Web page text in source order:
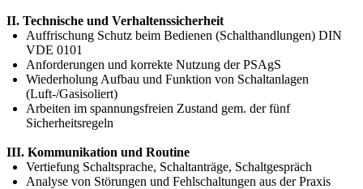
II. Technische und Verhaltenssicherheit
Auffrischung Schutz beim Bedienen (Schalthandlungen) DIN
VDE 0101
Anforderungen und korrekte Nutzung der PSAgS
Wiederholung Aufbau und Funktion von Schaltanlagen
(Luft-/Gasisoliert)
Arbeiten im spannungsfreien Zustand gem. der fünf
Sicherheitsregeln
III. Kommunikation und Routine
Vertiefung Schaltsprache, Schaltanträge, Schaltgespräch
Analyse von Störungen und Fehlschaltungen aus der Praxis